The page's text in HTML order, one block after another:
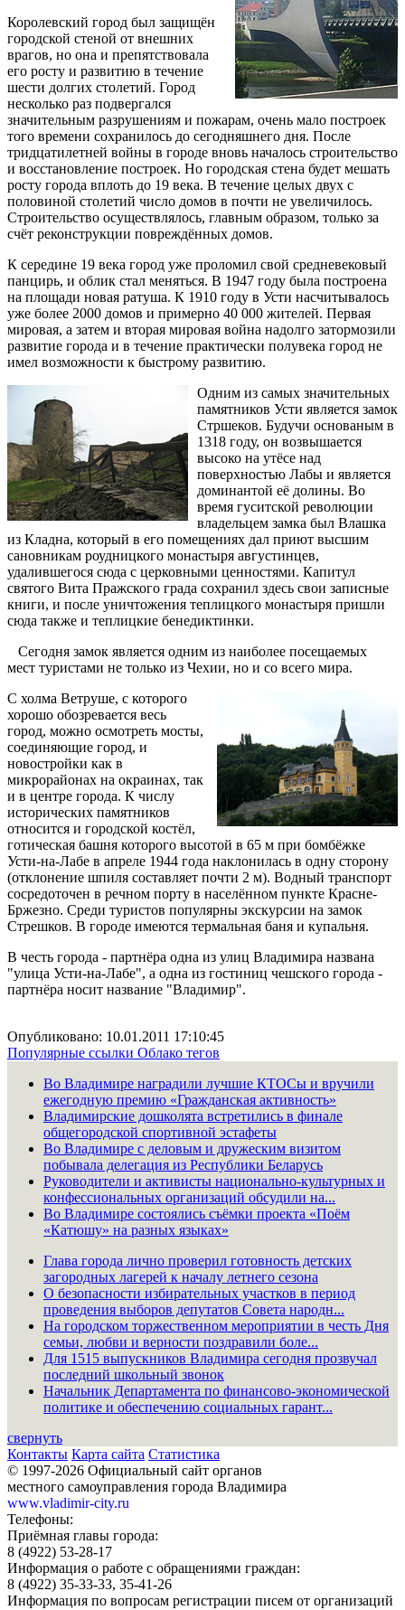
Королевский город был защищён
городской стеной от внешних
врагов, но она и препятствовала
его росту и развитию в течение
шести долгих столетий. Город
несколько раз подвергался
значительным разрушениям и пожарам, очень мало построек
того времени сохранилось до сегодняшнего дня. После
тридцатилетней войны в городе вновь началось строительство
и восстановление построек. Но городская стена будет мешать
росту города вплоть до 19 века. В течение целых двух с
половиной столетий число домов в почти не увеличилось.
Строительство осуществлялось, главным образом, только за
счёт реконструкции повреждённых домов.
К середине 19 века город уже проломил свой средневековый
панцирь, и облик стал меняться. В 1947 году была построена
на площади новая ратуша. К 1910 году в Усти насчитывалось
уже более 2000 домов и примерно 40 000 жителей. Первая
мировая, а затем и вторая мировая война надолго затормозили
развитие города и в течение практически полувека город не
имел возможности к быстрому развитию.
Одним из самых значительных
памятников Усти является замок
Стршеков. Будучи основаным в
1318 году, он возвышается
высоко на утёсе над
поверхностью Лабы и является
доминантой её долины. Во
время гуситской революции
владельцем замка был Влашка
из Кладна, который в его помещениях дал приют высшим
сановникам роудницкого монастыря августинцев,
удалившегося сюда с церковными ценностями. Капитул
святого Вита Пражского града сохранил здесь свои записные
книги, и после уничтожения теплицкого монастыря пришли
сюда также и теплицкие бенедиктинки.
Сегодня замок является одним из наиболее посещаемых
мест туристами не только из Чехии, но и со всего мира.
С холма Ветруше, с которого
хорошо обозревается весь
город, можно осмотреть мосты,
соединяющие город, и
новостройки как в
микрорайонах на окраинах, так
и в центре города. К числу
исторических памятников
относится и городской костёл,
готическая башня которого высотой в 65 м при бомбёжке
Усти-на-Лабе в апреле 1944 года наклонилась в одну сторону
(отклонение шпиля составляет почти 2 м). Водный транспорт
сосредоточен в речном порту в населённом пункте Красне-
Бржезно. Среди туристов популярны экскурсии на замок
Стрешков. В городе имеются термальная баня и купальня.
В честь города - партнёра одна из улиц Владимира названа
"улица Усти-на-Лабе", а одна из гостиниц чешского города -
партнёра носит название "Владимир".
Опубликовано: 10.01.2011 17:10:45
Популярные ссылки Облако тегов
Во Владимире наградили лучшие КТОСы и вручили
ежегодную премию «Гражданская активность»
Владимирские дошколята встретились в финале
общегородской спортивной эстафеты
Во Владимире с деловым и дружеским визитом
побывала делегация из Республики Беларусь
Руководители и активисты национально-культурных и
конфессиональных организаций обсудили на...
Во Владимире состоялись съёмки проекта «Поём
«Катюшу» на разных языках»
Глава города лично проверил готовность детских
загородных лагерей к началу летнего сезона
О безопасности избирательных участков в период
проведения выборов депутатов Совета народн...
На городском торжественном мероприятии в честь Дня
семьи, любви и верности поздравили боле...
Для 1515 выпускников Владимира сегодня прозвучал
последний школьный звонок
Начальник Департамента по финансово-экономической
политике и обеспечению социальных гарант...
свернуть
Контакты Карта сайта Статистика
© 1997-2026 Официальный сайт органов
местного самоуправления города Владимира
www.vladimir-city.ru
Телефоны:
Приёмная главы города:
8 (4922) 53-28-17
Информация о работе с обращениями граждан:
8 (4922) 35-33-33, 35-41-26
Информация по вопросам регистрации писем от организаций